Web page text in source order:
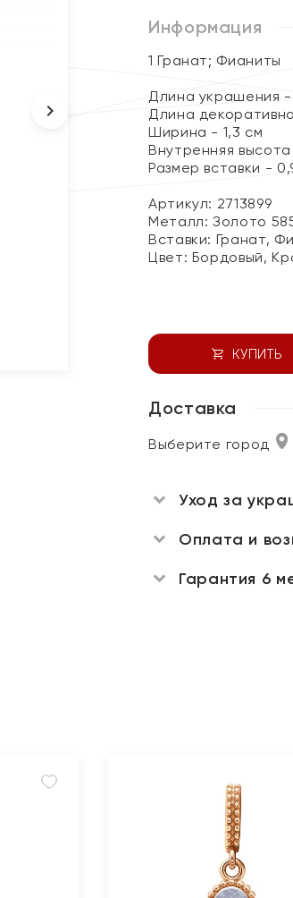
Информация
1 Гранат; Фианиты
Длина украшения -
Длина
Ширина - 1,3 см
Внутренняя
Размер вставки -
Артикул: 2713899
Металл:Золото
Вставки: Гранат,
Цвет: Бордовый,
КУПИТЬ
Доставка
Выберите город
Уход за
Оплата и
Гарантия 6